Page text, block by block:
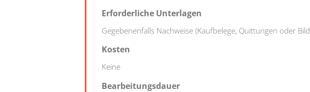
Erforderliche Unterlagen
Gegebenenfalls Nachweise (Kaufbelege, Quittungen oder
Kosten
Keine
Bearbeitungsdauer